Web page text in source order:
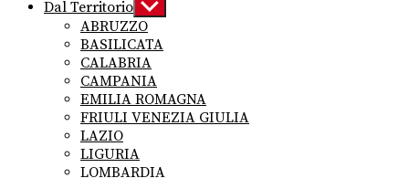
Dal Territorio Show
sub
menu
ABRUZZO
BASILICATA
CALABRIA
CAMPANIA
EMILIA ROMAGNA
FRIULI VENEZIA GIULIA
LAZIO
LIGURIA
LOMBARDIA